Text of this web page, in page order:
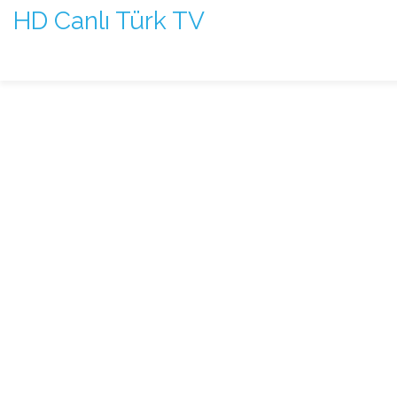
HD Canlı Türk TV